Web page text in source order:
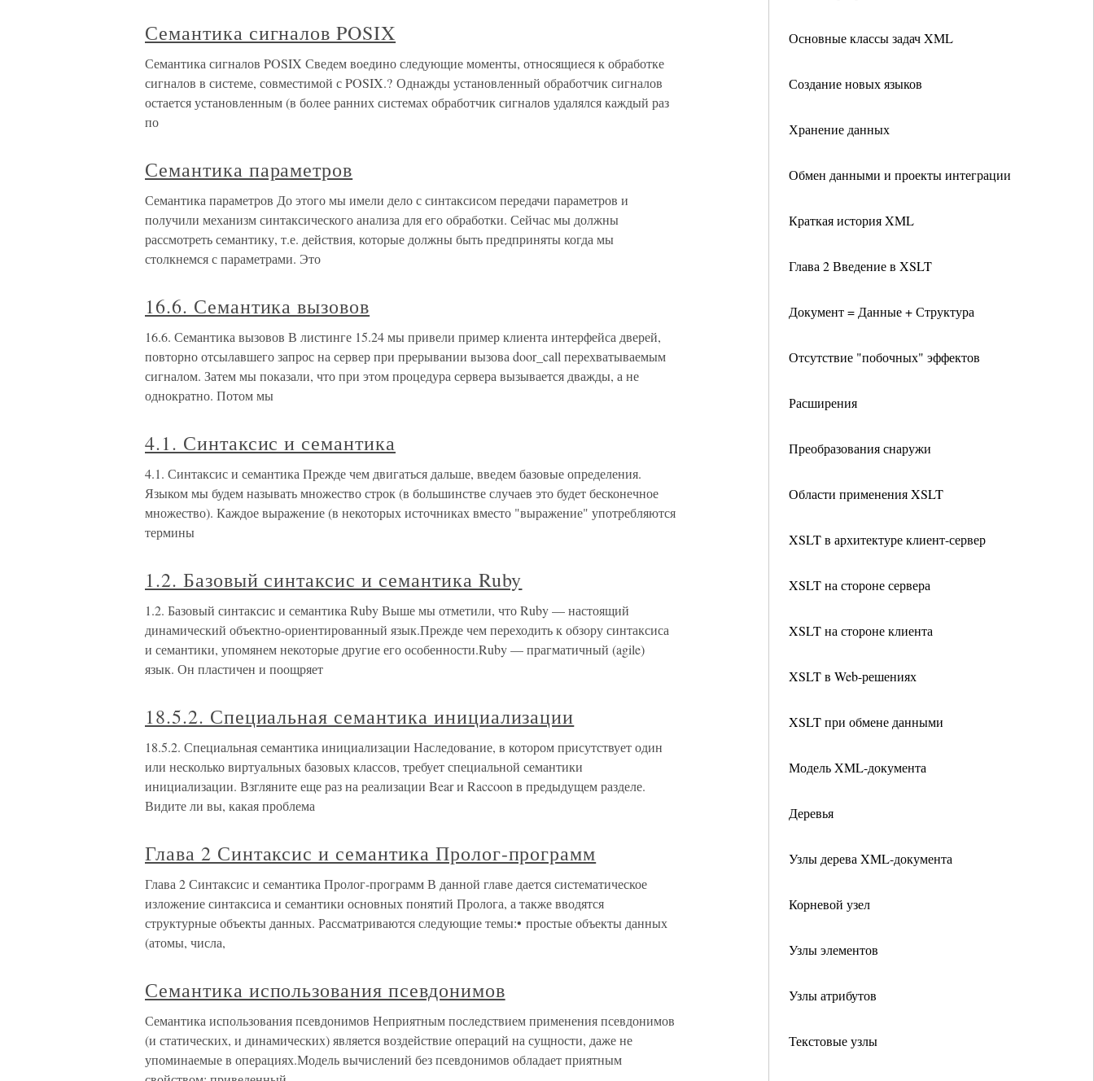
Основные классы задач XML
Создание новых языков
Хранение данных
Обмен данными и проекты интеграции
Краткая история XML
Глава 2 Введение в XSLT
Документ = Данные + Структура
Отсутствие "побочных" эффектов
Расширения
Преобразования снаружи
Области применения XSLT
XSLT в архитектуре клиент-сервер
XSLT на стороне сервера
XSLT на стороне клиента
XSLT в Web-решениях
XSLT при обмене данными
Модель XML-документа
Деревья
Узлы дерева XML-документа
Корневой узел
Узлы элементов
Узлы атрибутов
Текстовые узлы
Семантика сигналов POSIX
Семантика сигналов POSIX Сведем воедино следующие моменты, относящиеся к обработке
сигналов в системе, совместимой с POSIX.? Однажды установленный обработчик сигналов
остается установленным (в более ранних системах обработчик сигналов удалялся каждый раз
по
Семантика параметров
Семантика параметров До этого мы имели дело с синтаксисом передачи параметров и
получили механизм синтаксического анализа для его обработки. Сейчас мы должны
рассмотреть семантику, т.е. действия, которые должны быть предприняты когда мы
столкнемся с параметрами. Это
16.6. Семантика вызовов
16.6. Семантика вызовов В листинге 15.24 мы привели пример клиента интерфейса дверей,
повторно отсылавшего запрос на сервер при прерывании вызова door_call перехватываемым
сигналом. Затем мы показали, что при этом процедура сервера вызывается дважды, а не
однократно. Потом мы
4.1. Синтаксис и семантика
4.1. Синтаксис и семантика Прежде чем двигаться дальше, введем базовые определения.
Языком мы будем называть множество строк (в большинстве случаев это будет бесконечное
множество). Каждое выражение (в некоторых источниках вместо "выражение" употребляются
термины
1.2. Базовый синтаксис и семантика Ruby
1.2. Базовый синтаксис и семантика Ruby Выше мы отметили, что Ruby — настоящий
динамический объектно-ориентированный язык.Прежде чем переходить к обзору синтаксиса
и семантики, упомянем некоторые другие его особенности.Ruby — прагматичный (agile)
язык. Он пластичен и поощряет
18.5.2. Специальная семантика инициализации
18.5.2. Специальная семантика инициализации Наследование, в котором присутствует один
или несколько виртуальных базовых классов, требует специальной семантики
инициализации. Взгляните еще раз на реализации Bear и Raccoon в предыдущем разделе.
Видите ли вы, какая проблема
Глава 2 Синтаксис и семантика Пролог-программ
Глава 2 Синтаксис и семантика Пролог-программ В данной главе дается систематическое
изложение синтаксиса и семантики основных понятий Пролога, а также вводятся
структурные объекты данных. Рассматриваются следующие темы:• простые объекты данных
(атомы, числа,
Семантика использования псевдонимов
Семантика использования псевдонимов Неприятным последствием применения псевдонимов
(и статических, и динамических) является воздействие операций на сущности, даже не
упоминаемые в операциях.Модель вычислений без псевдонимов обладает приятным